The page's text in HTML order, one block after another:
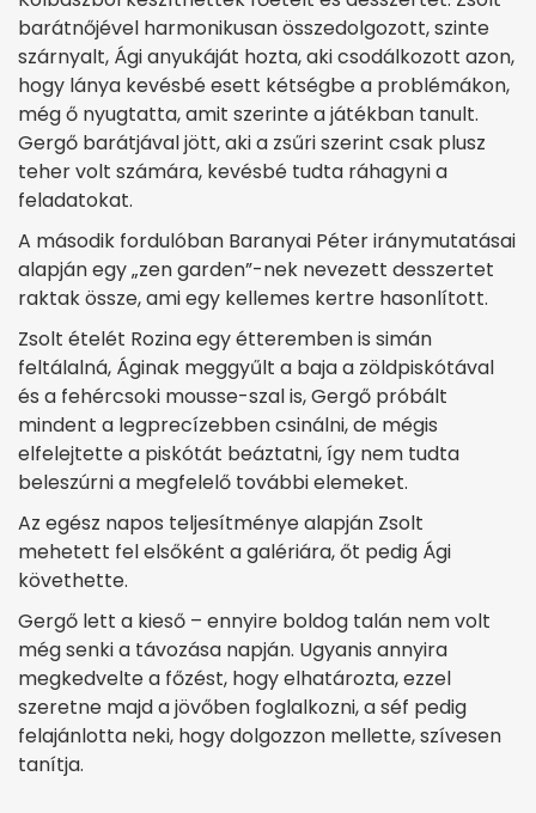
barátnőjével harmonikusan összedolgozott, szinte
szárnyalt, Ági anyukáját hozta, aki csodálkozott azon,
hogy lánya kevésbé esett kétségbe a problémákon,
még ő nyugtatta, amit szerinte a játékban tanult.
Gergő barátjával jött, aki a zsűri szerint csak plusz
teher volt számára, kevésbé tudta ráhagyni a
feladatokat.
A második fordulóban Baranyai Péter iránymutatásai
alapján egy „zen garden”-nek nevezett desszertet
raktak össze, ami egy kellemes kertre hasonlított.
Zsolt ételét Rozina egy étteremben is simán
feltálalná, Áginak meggyűlt a baja a zöldpiskótával
és a fehércsoki mousse-szal is, Gergő próbált
mindent a legprecízebben csinálni, de mégis
elfelejtette a piskótát beáztatni, így nem tudta
beleszúrni a megfelelő további elemeket.
Az egész napos teljesítménye alapján Zsolt
mehetett fel elsőként a galériára, őt pedig Ági
követhette.
Gergő lett a kieső – ennyire boldog talán nem volt
még senki a távozása napján. Ugyanis annyira
megkedvelte a főzést, hogy elhatározta, ezzel
szeretne majd a jövőben foglalkozni, a séf pedig
felajánlotta neki, hogy dolgozzon mellette, szívesen
tanítja.